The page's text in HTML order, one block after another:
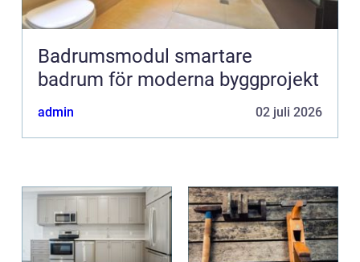
Badrumsmodul smartare
badrum för moderna byggprojekt
admin 02 juli 2026